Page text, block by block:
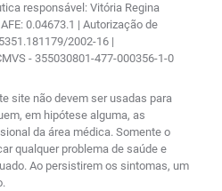
responsável: Vitória Regina
0.04673.1 | Autorização de
2002-16 |
- 355030801-477-000356-1-0
site não devem ser usadas para
em hipótese alguma, as
da área médica. Somente o
qualquer problema de saúde e
Ao persistirem os sintomas, um